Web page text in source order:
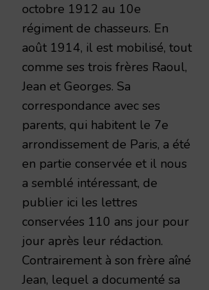
octobre 1912 au 10e
régiment de chasseurs. En
août 1914, il est mobilisé, tout
comme ses trois frères Raoul,
Jean et Georges. Sa
correspondance avec ses
parents, qui habitent le 7e
arrondissement de Paris, a été
en partie conservée et il nous
a semblé intéressant, de
publier ici les lettres
conservées 110 ans jour pour
jour après leur rédaction.
Contrairement à son frère aîné
Jean, lequel a documenté sa